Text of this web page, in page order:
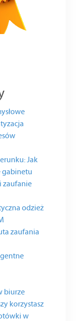
Jak
gabinetu
zaufanie
odzież
zaufania
biurze
korzystasz
w